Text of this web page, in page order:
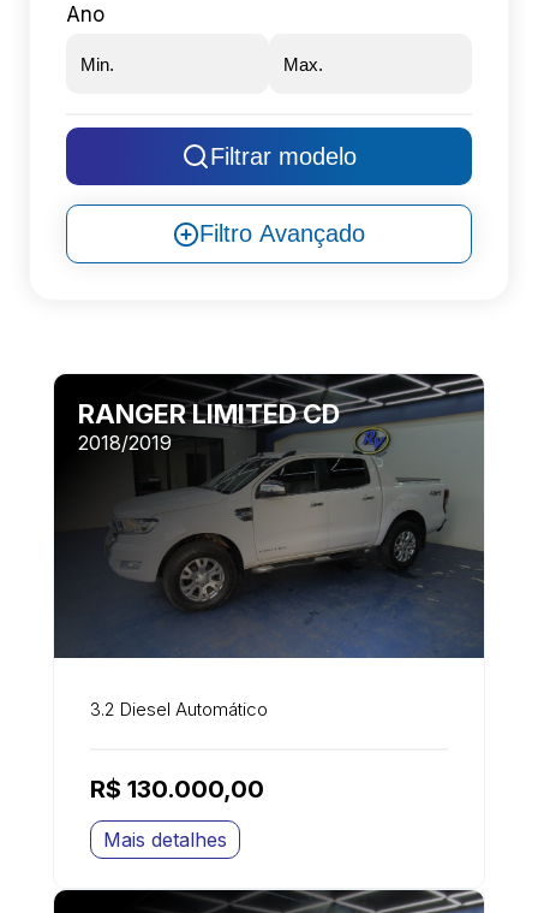
Ano
Filtrar modelo
Filtro Avançado
RANGER LIMITED CD
2018/2019
3.2 Diesel Automático
R$ 130.000,00
Mais detalhes